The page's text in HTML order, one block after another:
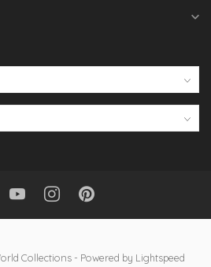
Collections- Powered by Lightspeed